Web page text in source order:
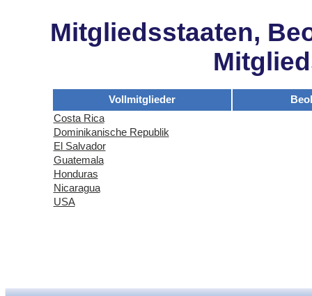
Mitgliedsstaaten,
Vollmitglieder
Costa Rica
Dominikanische Republik
El Salvador
Guatemala
Honduras
Nicaragua
USA